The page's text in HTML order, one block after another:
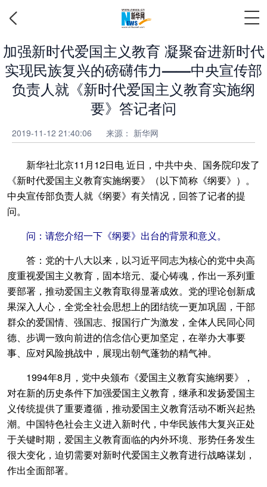
加强新时代爱国主义教育 凝聚奋进新时代
实现民族复兴的磅礴伟力——中央宣传部
负责人就《新时代爱国主义教育实施纲
要》答记者问
2019-11-12 21:40:06 来源： 新华网
新华社北京11月12日电 近日，中共中央、国务院印发了
《新时代爱国主义教育实施纲要》（以下简称《纲要》）。
中央宣传部负责人就《纲要》有关情况，回答了记者的提
问。
问：请您介绍一下《纲要》出台的背景和意义。
答：党的十八大以来，以习近平同志为核心的党中央高
度重视爱国主义教育，固本培元、凝心铸魂，作出一系列重
要部署，推动爱国主义教育取得显著成效。党的理论创新成
果深入人心，全党全社会思想上的团结统一更加巩固，干部
群众的爱国情、强国志、报国行广为激发，全体人民同心同
德、步调一致向前进的信念信心更加坚定，在举办大事要
事、应对风险挑战中，展现出朝气蓬勃的精气神。
1994年8月，党中央颁布《爱国主义教育实施纲要》，
对在新的历史条件下加强爱国主义教育，继承和发扬爱国主
义传统提供了重要遵循，推动爱国主义教育活动不断兴起热
潮。中国特色社会主义进入新时代，中华民族伟大复兴正处
于关键时期，爱国主义教育面临的内外环境、形势任务发生
很大变化，迫切需要对新时代爱国主义教育进行战略谋划，
作出全面部署。